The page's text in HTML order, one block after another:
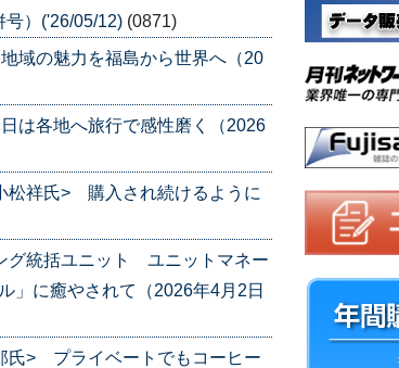
号）('26/05/12) (0871)
域の魅力を福島から世界へ（20
は各地へ旅行で感性磨く（2026
祥氏> 購入され続けるように
グ統括ユニット ユニットマネー
に癒やされて（2026年4月2日
> プライベートでもコーヒー